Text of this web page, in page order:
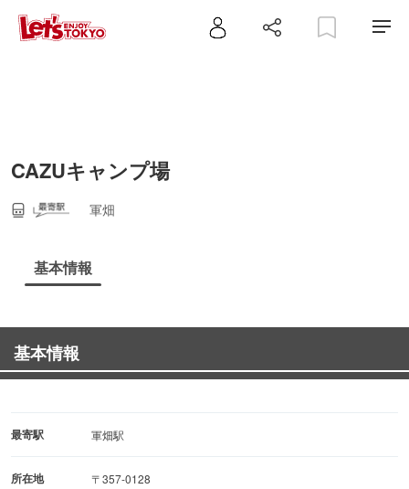
CAZUキャンプ場
軍畑
基本情報
基本情報
最寄駅 軍畑駅
所在地
〒357-0128